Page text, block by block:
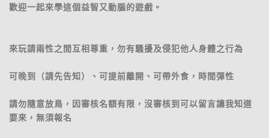
歡迎一起來學這個益智又動腦的遊戲。
來玩請兩性之間互相尊重，勿有騷擾及侵犯他人身體之行為
可晚到（請先告知）、可提前離開、可帶外食，時間彈性
請勿隨意放鳥，因審核名額有限，沒審核到可以留言讓我知道
要來，無須報名